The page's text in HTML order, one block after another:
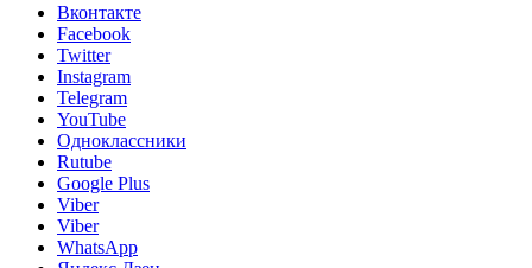
Вконтакте
Facebook
Twitter
Instagram
Telegram
YouTube
Одноклассники
Rutube
Google Plus
Viber
Viber
WhatsApp